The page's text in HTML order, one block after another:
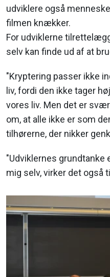
udviklere også
filmen knækker.
For udviklerne
selv kan finde ud af at
"Kryptering passer ikke
liv, fordi den ikke tager
vores liv. Men det er
om, at alle ikke er som
tilhørerne, der nikker
"Udviklernes grundtanke
mig selv, virker det også